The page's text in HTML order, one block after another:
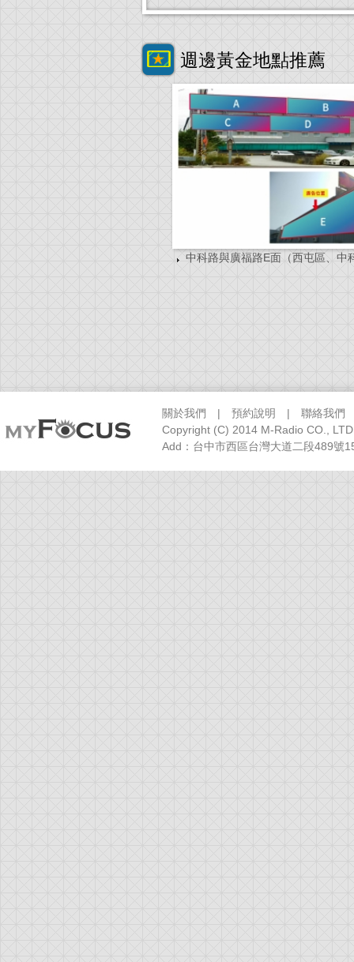
週邊黃金地點推薦
中科路與廣福路E面（西屯區、中
關於我們 | 預約說明 | 聯絡我們
Copyright (C) 2014 M-Radio CO.,
Add：台中市西區台灣大道二段489